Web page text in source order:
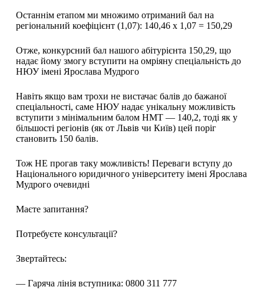
Останнім етапом ми множимо отриманий бал на
регіональний коефіцієнт (1,07): 140,46 х 1,07 = 150,29
Отже, конкурсний бал нашого абітурієнта 150,29, що
надає йому змогу вступити на омріяну спеціальність до
НЮУ імені Ярослава Мудрого
Навіть якщо вам трохи не вистачає балів до бажаної
спеціальності, саме НЮУ надає унікальну можливість
вступити з мінімальним балом НМТ — 140,2, тоді як у
більшості регіонів (як от Львів чи Київ) цей поріг
становить 150 балів.
Тож НЕ прогав таку можливість! Переваги вступу до
Національного юридичного університету імені Ярослава
Мудрого очевидні
Маєте запитання?
Потребуєте консультації?
Звертайтесь:
— Гаряча лінія вступника: 0800 311 777